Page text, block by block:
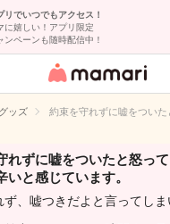
リでいつでもアクセス！
に嬉しい！アプリ限定
ンペーンも随時配信中！
女性専用匿名QA
イト
ッズ 約束を守れずに嘘をつい
れずに嘘をついたと怒っ
いと感じています。
、嘘つきだよと言ってしま